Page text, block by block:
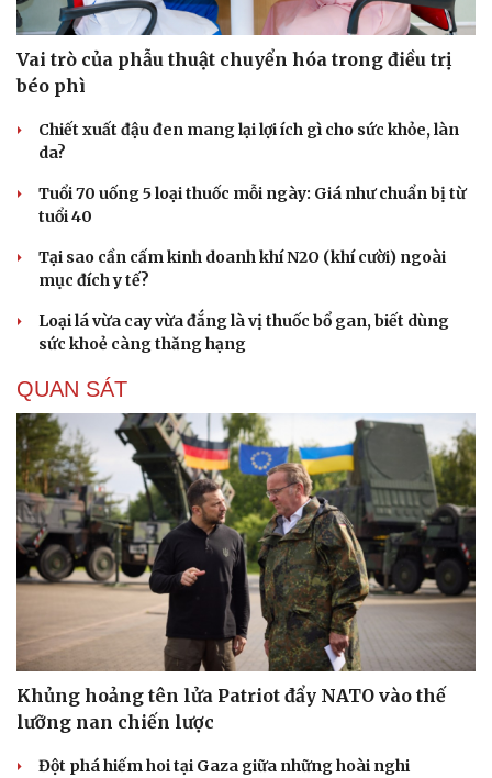
Vai trò của phẫu thuật chuyển hóa trong điều trị
béo phì
Chiết xuất đậu đen mang lại lợi ích gì cho sức khỏe, làn
da?
Tuổi 70 uống 5 loại thuốc mỗi ngày: Giá như chuẩn bị từ
tuổi 40
Tại sao cần cấm kinh doanh khí N2O (khí cười) ngoài
mục đích y tế?
Loại lá vừa cay vừa đắng là vị thuốc bổ gan, biết dùng
sức khoẻ càng thăng hạng
QUAN SÁT
Khủng hoảng tên lửa Patriot đẩy NATO vào thế
lưỡng nan chiến lược
Đột phá hiếm hoi tại Gaza giữa những hoài nghi